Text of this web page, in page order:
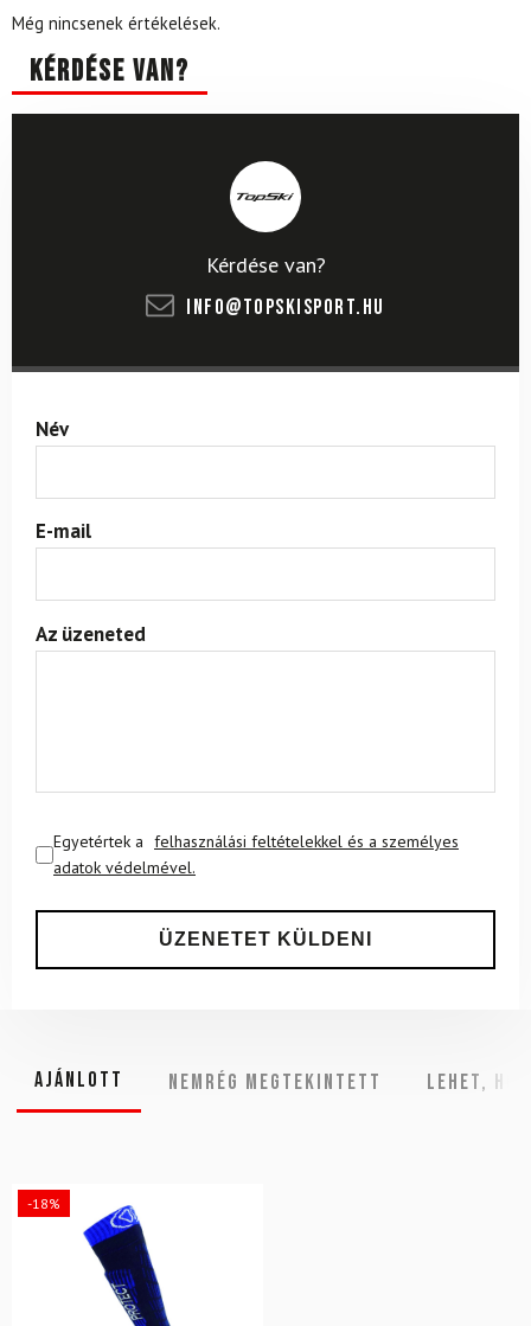
Még nincsenek értékelések.
Kérdése van?
Kérdése van?
info@topskisport.hu
Név
E-mail
Az üzeneted
Egyetértek a felhasználási feltételekkel és a személyes
adatok védelmével.
Ajánlott NEMRÉG MEGTEKINTETT Lehet,
-18%